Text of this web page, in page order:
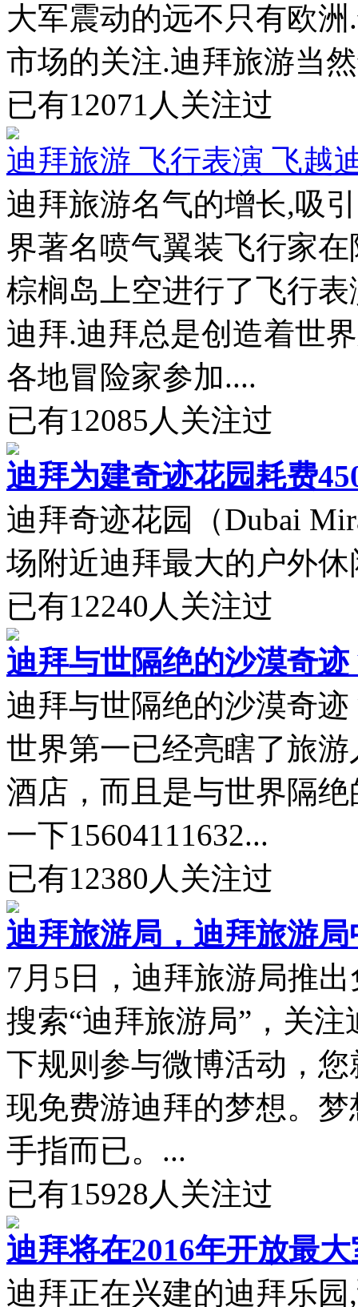
大军震动的远不只有欧
市场的关注.迪拜旅游当
已有12071 人关注过
迪拜旅游 飞行表演 飞越
迪拜旅游名气的增长,吸
界著名喷气翼装飞行家
棕榈岛上空进行了飞行
迪拜.迪拜总是创造着世
各地冒险家参加....
已有12085 人关注过
迪拜为建奇迹花园耗费
迪拜奇迹花园（Dubai
场附近迪拜最大的户外
已有12240 人关注过
迪拜与世隔绝的沙漠奇
迪拜与世隔绝的沙漠奇
世界第一已经亮瞎了旅
酒店，而且是与世界隔
一下15604111632...
已有12380 人关注过
迪拜旅游局，迪拜旅游
7月5日，迪拜旅游局推
搜索“迪拜旅游局”，关
下规则参与微博活动，
现免费游迪拜的梦想。
手指而已。...
已有15928 人关注过
迪拜将在2016年开放最
迪拜正在兴建的迪拜乐